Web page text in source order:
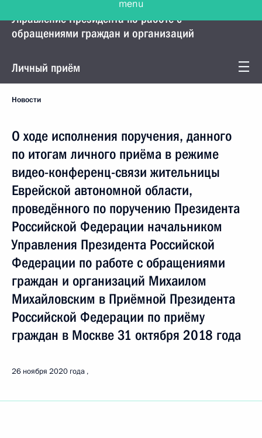
Управление Президента по работе с
обращениями граждан и организаций
Личный приём
Новости
О ходе исполнения поручения, данного
по итогам личного приёма в режиме
видео-конференц-связи жительницы
Еврейской автономной области,
проведённого по поручению Президента
Российской Федерации начальником
Управления Президента Российской
Федерации по работе с обращениями
граждан и организаций Михаилом
Михайловским в Приёмной Президента
Российской Федерации по приёму
граждан в Москве 31 октября 2018 года
26 ноября 2020 года